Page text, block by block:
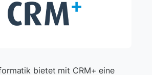
bietet mit CRM+ eine